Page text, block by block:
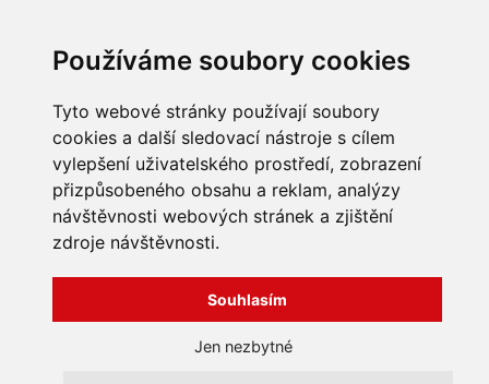
Používáme soubory cookies
Tyto webové stránky používají soubory
cookies a další sledovací nástroje s cílem
vylepšení uživatelského prostředí, zobrazení
přizpůsobeného obsahu a reklam, analýzy
návštěvnosti webových stránek a zjištění
zdroje návštěvnosti.
Souhlasím
Jen nezbytné
INFORMACE
Obchodní podmínky
Zpracování a ochrana
osobních údajů
O nás
Všechna práva vyhrazena